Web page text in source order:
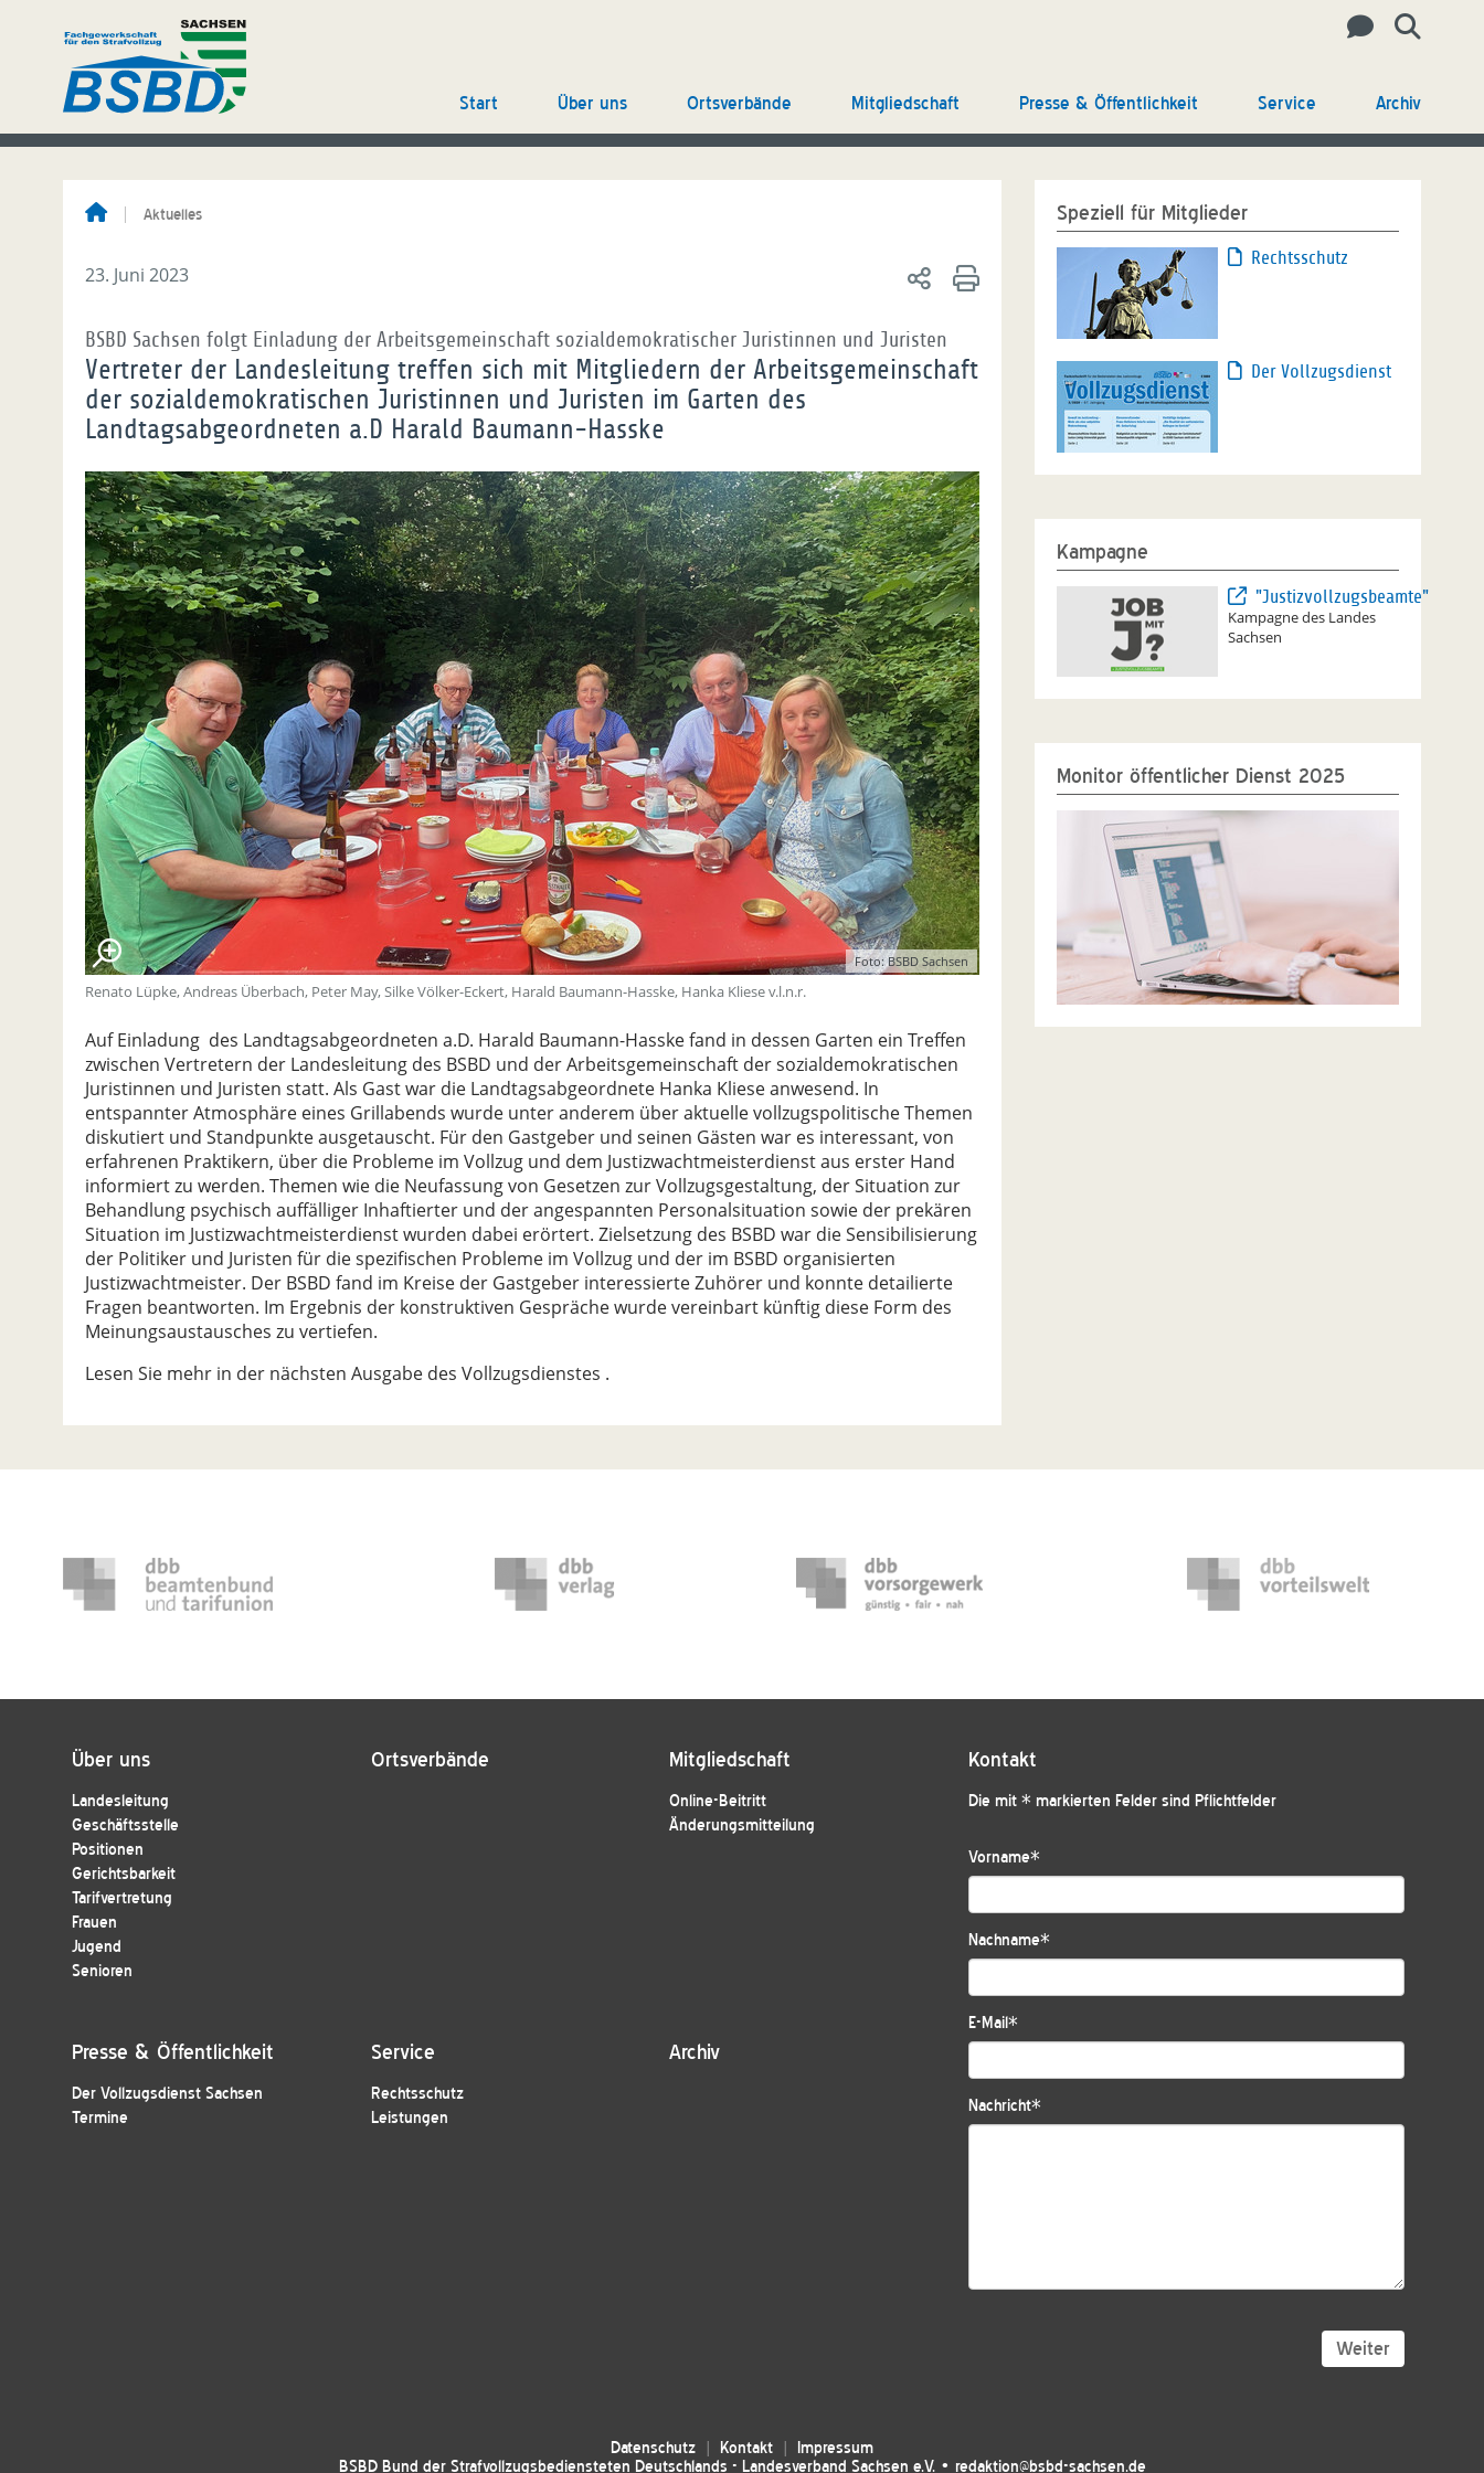
Start Über uns Ortsverbände Mitgliedschaft Presse & Öffentlichkeit Service Archiv
Aktuelles
23. Juni 2023
BSBD Sachsen folgt Einladung der Arbeitsgemeinschaft sozialdemokratischer Juristinnen und Juristen
Vertreter der Landesleitung treffen sich mit Mitgliedern der Arbeitsgemeinschaft
der sozialdemokratischen Juristinnen und Juristen im Garten des
Landtagsabgeordneten a.D Harald Baumann-Hasske
Foto: BSBD Sachsen
Renato Lüpke, Andreas Überbach, Peter May, Silke Völker-Eckert, Harald Baumann-Hasske, Hanka Kliese v.l.n.r.
Auf Einladung des Landtagsabgeordneten a.D. Harald Baumann-Hasske fand in dessen Garten ein Treffen
zwischen Vertretern der Landesleitung des BSBD und der Arbeitsgemeinschaft der sozialdemokratischen
Juristinnen und Juristen statt. Als Gast war die Landtagsabgeordnete Hanka Kliese anwesend. In
entspannter Atmosphäre eines Grillabends wurde unter anderem über aktuelle vollzugspolitische Themen
diskutiert und Standpunkte ausgetauscht. Für den Gastgeber und seinen Gästen war es interessant, von
erfahrenen Praktikern, über die Probleme im Vollzug und dem Justizwachtmeisterdienst aus erster Hand
informiert zu werden. Themen wie die Neufassung von Gesetzen zur Vollzugsgestaltung, der Situation zur
Behandlung psychisch auffälliger Inhaftierter und der angespannten Personalsituation sowie der prekären
Situation im Justizwachtmeisterdienst wurden dabei erörtert. Zielsetzung des BSBD war die Sensibilisierung
der Politiker und Juristen für die spezifischen Probleme im Vollzug und der im BSBD organisierten
Justizwachtmeister. Der BSBD fand im Kreise der Gastgeber interessierte Zuhörer und konnte detailierte
Fragen beantworten. Im Ergebnis der konstruktiven Gespräche wurde vereinbart künftig diese Form des
Meinungsaustausches zu vertiefen.
Lesen Sie mehr in der nächsten Ausgabe des Vollzugsdienstes .
Speziell für Mitglieder
Rechtsschutz
Der Vollzugsdienst
Kampagne
"Justizvollzugsbeamte"
Kampagne des Landes
Sachsen
Monitor öffentlicher Dienst 2025
Über uns
Landesleitung
Geschäftsstelle
Positionen
Gerichtsbarkeit
Tarifvertretung
Frauen
Jugend
Senioren
Ortsverbände Mitgliedschaft
Online-Beitritt
Änderungsmitteilung
Presse & Öffentlichkeit
Der Vollzugsdienst Sachsen
Termine
Service
Rechtsschutz
Leistungen
Archiv
Kontakt
Die mit * markierten Felder sind Pflichtfelder
Vorname*
Nachname*
E-Mail*
Nachricht*
Weiter
Datenschutz Kontakt
Impressum
BSBD Bund der Strafvollzugsbediensteten Deutschlands - Landesverband Sachsen e.V. • redaktion@bsbd-sachsen.de